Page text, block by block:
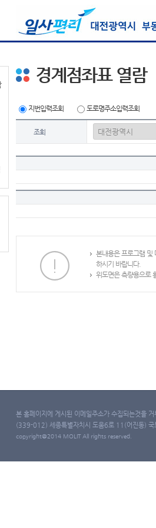
경계점좌표 열람
지번입력조회 도로명주소입력조회
조회
본내용은 프로그램 및
하시기 바랍니다.
위도면은 측량용으로
본 홈페이지에 게시된 이메일주소가 수집되는것을
(339-012) 세종특별자치시 도움6로 11(어진동)
copyright@2014 MOLIT All rights reserved.